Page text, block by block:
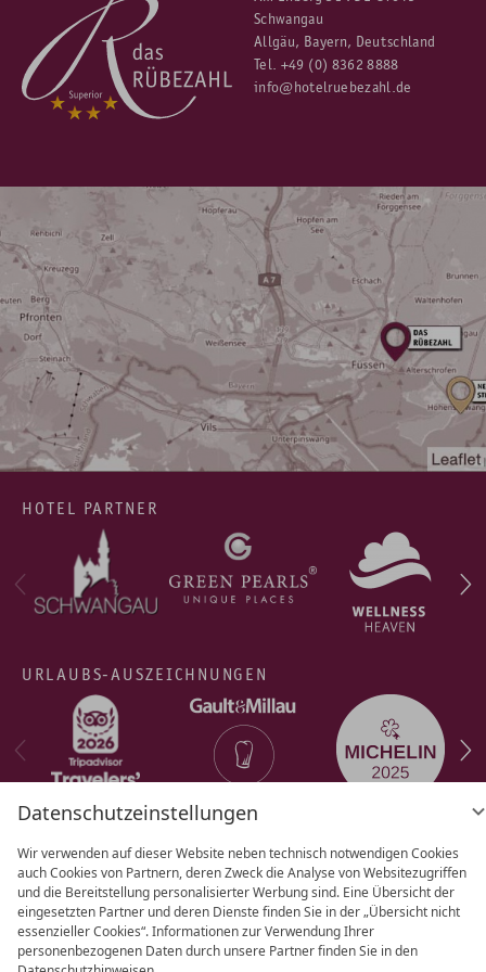
Datenschutzeinstellungen
Wir verwenden auf dieser Website neben technisch notwendigen Cookies
auch Cookies von Partnern, deren Zweck die Analyse von Websitezugriffen
und die Bereitstellung personalisierter Werbung sind. Eine Übersicht der
eingesetzten Partner und deren Dienste finden Sie in der „Übersicht nicht
essenzieller Cookies“. Informationen zur Verwendung Ihrer
personenbezogenen Daten durch unsere Partner finden Sie in den
Schwangau
Allgäu, Bayern, Deutschland
Tel. +49 (0) 8362 8888
info@hotelruebezahl.de
HOTEL PARTNER
URLAUBS-AUSZEICHNUNGEN
AGB Datenschutz
Datenschutz­
einstellungen
Barrierefreiheit Impressum